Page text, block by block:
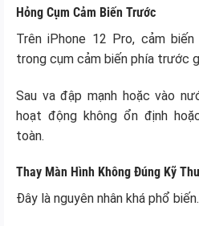
Hỏng Cụm Cảm Biến Trước
Trên iPhone 12 Pro, cảm
trong cụm cảm biến phía trước
Sau va đập mạnh hoặc vào
hoạt động không ổn định
toàn.
Thay Màn Hình Không Đúng Kỹ
Đây là nguyên nhân khá phổ biến.